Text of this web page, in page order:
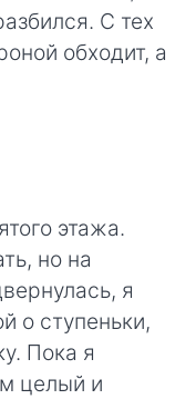
С тех
обходит, а
этажа.
но на
я
о ступеньки,
Пока я
целый и